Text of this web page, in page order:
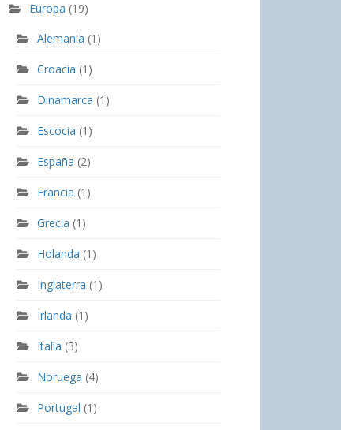
Europa (19)
Alemania (1)
Croacia (1)
Dinamarca (1)
Escocia (1)
España (2)
Francia (1)
Grecia (1)
Holanda (1)
Inglaterra (1)
Irlanda (1)
Italia (3)
Noruega (4)
Portugal (1)